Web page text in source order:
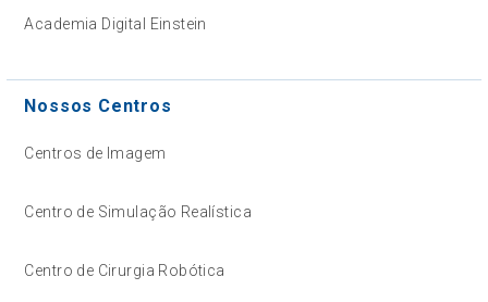
Academia Digital Einstein
Nossos Centros
Centros de Imagem
Centro de Simulação Realística
Centro de Cirurgia Robótica